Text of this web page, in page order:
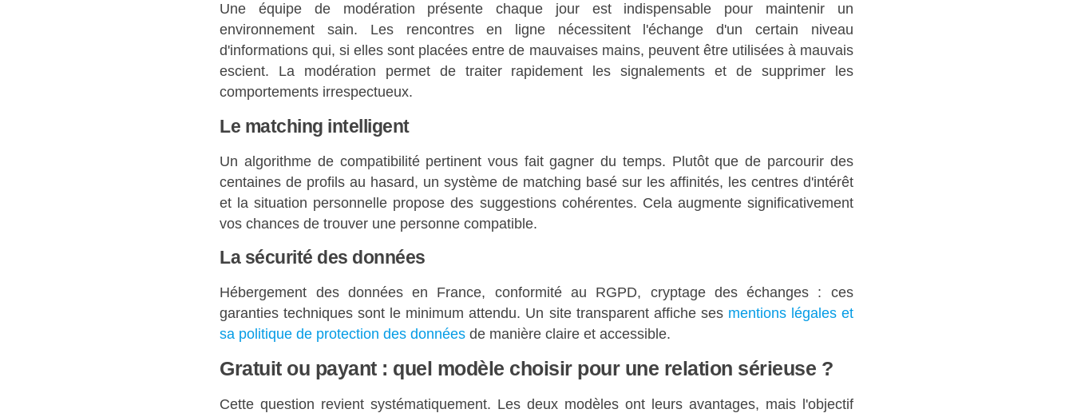
Une équipe de modération présente chaque jour est indispensable pour maintenir un
environnement sain. Les rencontres en ligne nécessitent l'échange d'un certain niveau
d'informations qui, si elles sont placées entre de mauvaises mains, peuvent être utilisées à mauvais
escient. La modération permet de traiter rapidement les signalements et de supprimer les
comportements irrespectueux.
Le matching intelligent
Un algorithme de compatibilité pertinent vous fait gagner du temps. Plutôt que de parcourir des
centaines de profils au hasard, un système de matching basé sur les affinités, les centres d'intérêt
et la situation personnelle propose des suggestions cohérentes. Cela augmente significativement
vos chances de trouver une personne compatible.
La sécurité des données
Hébergement des données en France, conformité au RGPD, cryptage des échanges : ces
garanties techniques sont le minimum attendu. Un site transparent affiche ses mentions légales et
sa politique de protection des données de manière claire et accessible.
Gratuit ou payant : quel modèle choisir pour une relation sérieuse ?
Cette question revient systématiquement. Les deux modèles ont leurs avantages, mais l'objectif